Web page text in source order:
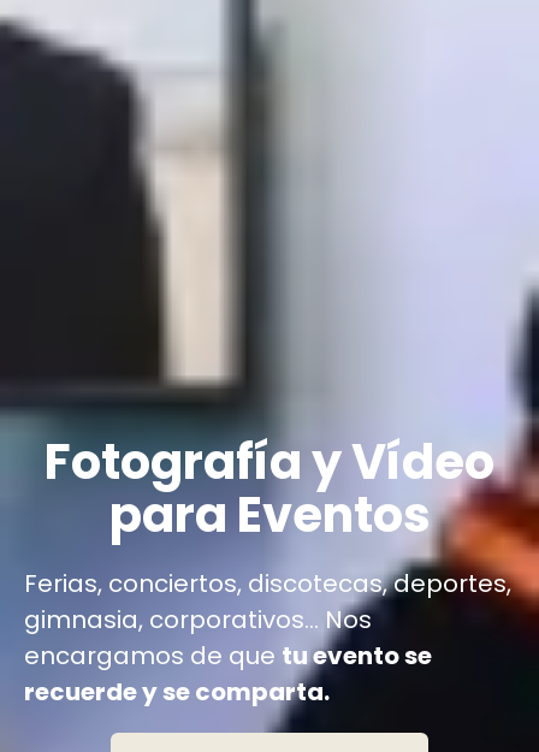
Fotografía y Vídeo
para Eventos
Ferias, conciertos, discotecas, deportes,
gimnasia, corporativos… Nos
encargamos de que tu evento se
recuerde y se comparta.